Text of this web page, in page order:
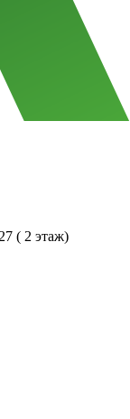
( 2 этаж)